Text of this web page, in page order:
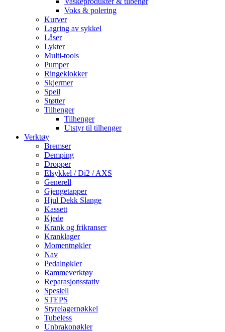
Voks & polering
Kurver
Lagring av sykkel
Låser
Lykter
Multi-tools
Pumper
Ringeklokker
Skjermer
Speil
Støtter
Tilhenger
Tilhenger
Utstyr til tilhenger
Verktøy
Bremser
Demping
Dropper
Elsykkel / Di2 / AXS
Generell
Gjengetapper
Hjul Dekk Slange
Kassett
Kjede
Krank og frikranser
Kranklager
Momentnøkler
Nav
Pedalnøkler
Rammeverktøy
Reparasjonsstativ
Spesiell
STEPS
Styrelagernøkkel
Tubeless
Unbrakonøkler